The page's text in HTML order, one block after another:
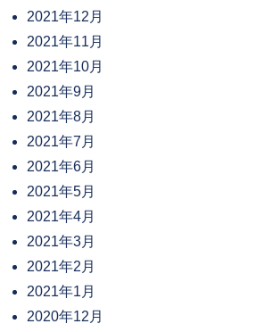
2021年12月
2021年11月
2021年10月
2021年9月
2021年8月
2021年7月
2021年6月
2021年5月
2021年4月
2021年3月
2021年2月
2021年1月
2020年12月